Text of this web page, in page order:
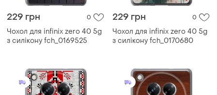
229 грн 0
Чохол для infinix zero 40 5g
з силікону fch_0169525
229 грн 0
Чохол для infinix zero 40 5g
з силікону fch_0170680